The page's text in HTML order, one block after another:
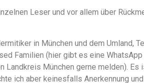
Leser und vor allem über
in München und dem Umland,
Familien (hier gibt es eine WhatsApp
München gerne melden). Es
ich aber keinesfalls Anerkennung